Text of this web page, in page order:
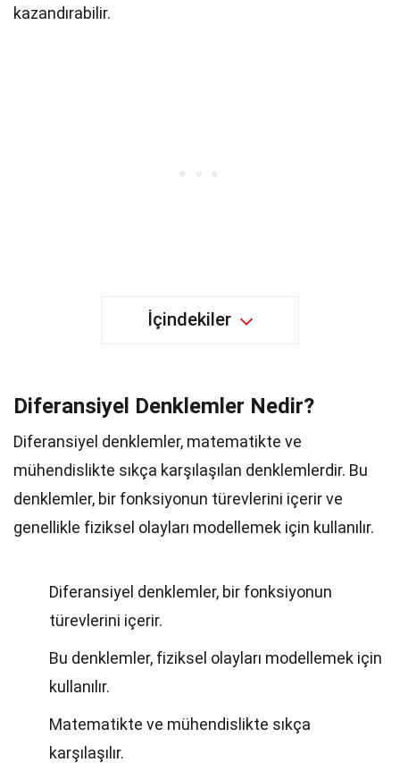
kazandırabilir.
İçindekiler
Diferansiyel Denklemler Nedir?
Diferansiyel denklemler, matematikte ve
mühendislikte sıkça karşılaşılan denklemlerdir. Bu
denklemler, bir fonksiyonun türevlerini içerir ve
genellikle fiziksel olayları modellemek için kullanılır.
Diferansiyel denklemler, bir fonksiyonun
türevlerini içerir.
Bu denklemler, fiziksel olayları modellemek için
kullanılır.
Matematikte ve mühendislikte sıkça
karşılaşılır.